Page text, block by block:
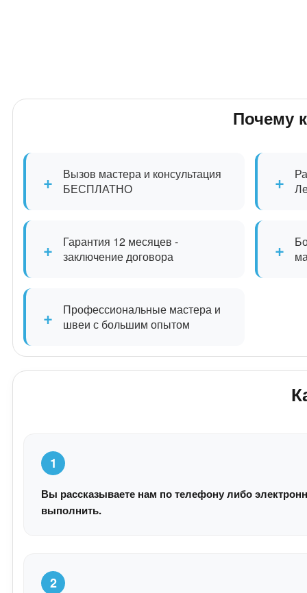
Почему
+
Вызов мастера и консультация
БЕСПЛАТНО
+
+
Гарантия 12 месяцев -
заключение договора
+
+
Профессиональные мастера и
швеи с большим опытом
1
Вы рассказываете нам по телефону либо
выполнить.
2